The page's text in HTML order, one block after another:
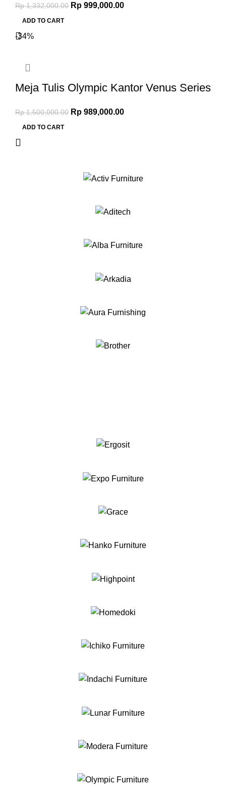
Rp1,332,000.00 Rp 999,000.00
ADD TO CART
-34%
Meja Tulis Olympic Kantor Venus Series
Rp1,500,000.00 Rp 989,000.00
ADD TO CART